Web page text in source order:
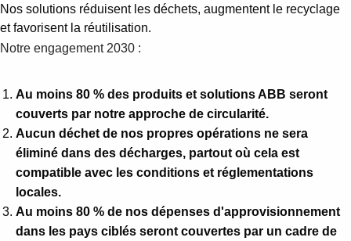
Nos solutions réduisent les déchets, augmentent le recyclage
et favorisent la réutilisation.
Notre engagement 2030 :
Au moins 80 % des produits et solutions ABB seront
couverts par notre approche de circularité.
Aucun déchet de nos propres opérations ne sera
éliminé dans des décharges, partout où cela est
compatible avec les conditions et réglementations
locales.
Au moins 80 % de nos dépenses d'approvisionnement
dans les pays ciblés seront couvertes par un cadre de